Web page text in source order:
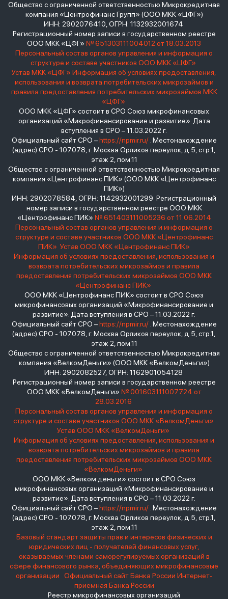
Общество с ограниченной ответственностью Микрокредитная
компания «Центрофинанс Групп» (ООО МКК «ЦФГ»)
ИНН: 2902076410, ОГРН: 1132932001674
Регистрационный номер записи в государственном реестре
ООО МКК «ЦФГ» № 651303111004012 от 18.03.2013
Персональный состав органов управления и информация о
структуре и составе участников ООО МКК «ЦФГ»
Устав МКК «ЦФГ» Информация об условиях предоставления,
использования и возврата потребительских микрозаймов и
правила предоставления потребительских микрозаймов МКК
«ЦФГ»
ООО МКК «ЦФГ» состоит в СРО Союз микрофинансовых
организаций «Микрофинансирование и развитие». Дата
вступления в СРО – 11.03.2022 г.
Официальный сайт СРО –https://npmir.ru/. Местонахождение
(адрес) СРО - 107078, г. Москва Орликов переулок, д.5, стр.1,
этаж 2, пом.11
Общество с ограниченной ответственностью Микрокредитная
компания «Центрофинанс ПИК» (ООО МКК «Центрофинанс
ПИК»)
ИНН: 2902078584, ОГРН: 1142932001299 Регистрационный
номер записи в государственном реестре ООО МКК
«Центрофинанс ПИК» № 651403111005236 от 11.06.2014
Персональный состав органов управления и информация о
структуре и составе участников ООО МКК «Центрофинанс
ПИК» Устав ООО МКК «Центрофинанс ПИК»
Информация об условиях предоставления, использования и
возврата потребительских микрозаймов и правила
предоставления потребительских микрозаймов ООО МКК
«Центрофинанс ПИК»
ООО МКК «Центрофинанс ПИК» состоит в СРО Союз
микрофинансовых организаций «Микрофинансирование и
развитие». Дата вступления в СРО – 11.03.2022 г.
Официальный сайт СРО –https://npmir.ru/. Местонахождение
(адрес) СРО - 107078, г. Москва Орликов переулок, д.5, стр.1,
этаж 2, пом.11
Общество с ограниченной ответственностью Микрокредитная
компания «ВелкомДеньги» (ООО МКК «ВелкомДеньги»)
ИНН: 2902082527, ОГРН: 1162901054128
Регистрационный номер записи в государственном реестре
ООО МКК «ВелкомДеньги» № 001603111007724 от
28.03.2016
Персональный состав органов управления и информация о
структуре и составе участников ООО МКК «ВелкомДеньги»
Устав ООО МКК «ВелкомДеньги»
Информация об условиях предоставления, использования и
возврата потребительских микрозаймов и правила
предоставления потребительских микрозаймов ООО МКК
«ВелкомДеньги»
ООО МКК «Велком деньги» состоит в СРО Союз
микрофинансовых организаций «Микрофинансирование и
развитие». Дата вступления в СРО – 11.03.2022 г.
Официальный сайт СРО –https://npmir.ru/. Местонахождение
(адрес) СРО - 107078, г. Москва Орликов переулок, д.5, стр.1,
этаж 2, пом.11
Базовый стандарт защиты прав и интересов физических и
юридических лиц - получателей финансовых услуг,
оказываемых членами саморегулируемых организаций в
сфере финансового рынка, объединяющих микрофинансовые
организации
Официальный сайт Банка России Интернет-
приемная Банка России
Реестр микрофинансовых организаций